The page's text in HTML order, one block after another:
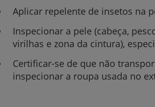
Sobre nós
Contacte-nos
Aplicar repelente de insetos na
Inspecionar a pele (cabeça,
virilhas e zona da cintura),
Certificar-se de que não
inspecionar a roupa usada no